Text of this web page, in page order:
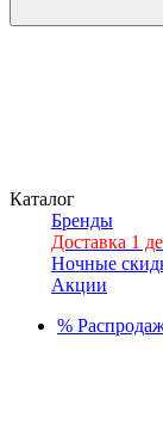
Каталог
Бренды
Доставка 1
Ночные
Акции
%